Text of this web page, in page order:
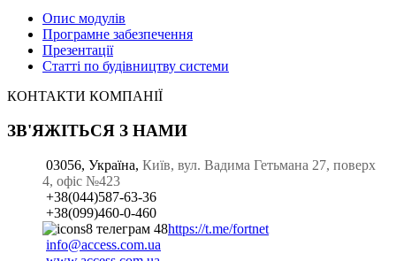
Опис модулів
Програмне забезпечення
Презентації
Статті по будівництву системи
КОНТАКТИ КОМПАНІЇ
ЗВ'ЯЖІТЬСЯ З НАМИ
03056, Україна, Київ, вул. Вадима Гетьмана 27, поверх
4, офіс №423
+38(044)587-63-36
+38(099)460-0-460
https://t.me/fortnet
info@access.com.ua